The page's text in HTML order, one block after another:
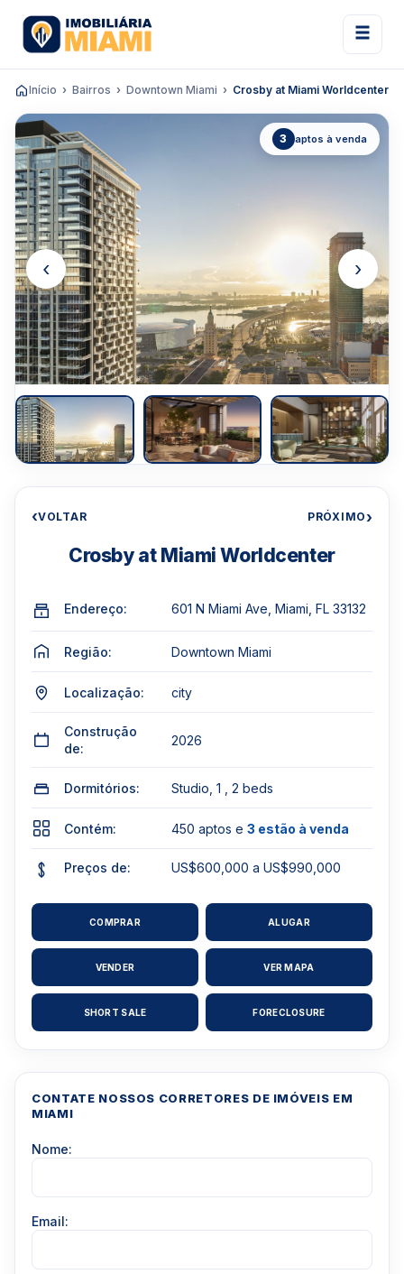
Início Bairros Downtown Miami Crosby at Miami Worldcenter
3 aptos à venda
‹ ›
‹VOLTAR PRÓXIMO›
Crosby at Miami Worldcenter
Endereço: 601 N Miami Ave, Miami, FL 33132
Região: Downtown Miami
Localização: city
Construção
de:
2026
Dormitórios: Studio, 1 , 2 beds
Contém: 450 aptos e 3 estão à venda
Preços de: US$600,000 a US$990,000
COMPRAR ALUGAR
VENDER VER MAPA
SHORT SALE FORECLOSURE
CONTATE NOSSOS CORRETORES DE IMÓVEIS EM
MIAMI
Nome:
Email: